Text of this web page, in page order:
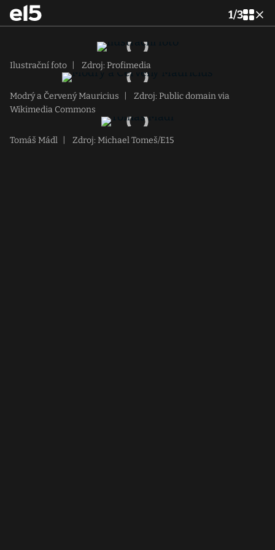
1/3
Ilustrační foto Zdroj: Profimedia
Modrý a Červený Mauricius
Zdroj: Public domain via
Wikimedia Commons
Tomáš Mádl Zdroj: Michael Tomeš/E15